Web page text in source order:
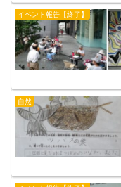
イベント報告【終了】
自然